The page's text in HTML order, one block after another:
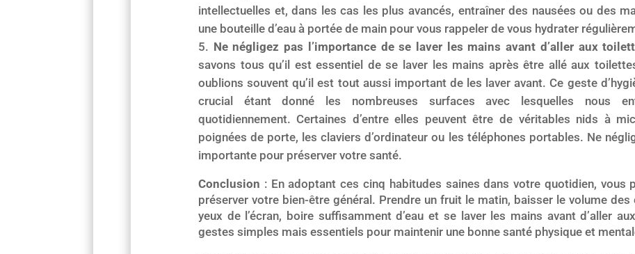
intellectuelles et, dans les cas les plus avancés, entraîner des nausées ou des
une bouteille d’eau à portée de main pour vous rappeler de vous hydrater
Ne négligez pas l’importance de se laver les mains avant d’aller aux
savons tous qu’il est essentiel de se laver les mains après être allé aux
oublions souvent qu’il est tout aussi important de les laver avant. Ce geste
crucial étant donné les nombreuses surfaces avec lesquelles nous
quotidiennement. Certaines d’entre elles peuvent être de véritables nids à
poignées de porte, les claviers d’ordinateur ou les téléphones portables. Ne
importante pour préserver votre santé.
Conclusion : En adoptant ces cinq habitudes saines dans votre quotidien, vous
préserver votre bien-être général. Prendre un fruit le matin, baisser le volume des
yeux de l’écran, boire suffisamment d’eau et se laver les mains avant d’aller
gestes simples mais essentiels pour maintenir une bonne santé physique et